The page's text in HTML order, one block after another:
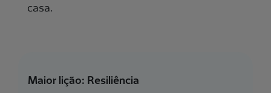
casa.
Maior lição: Resiliência